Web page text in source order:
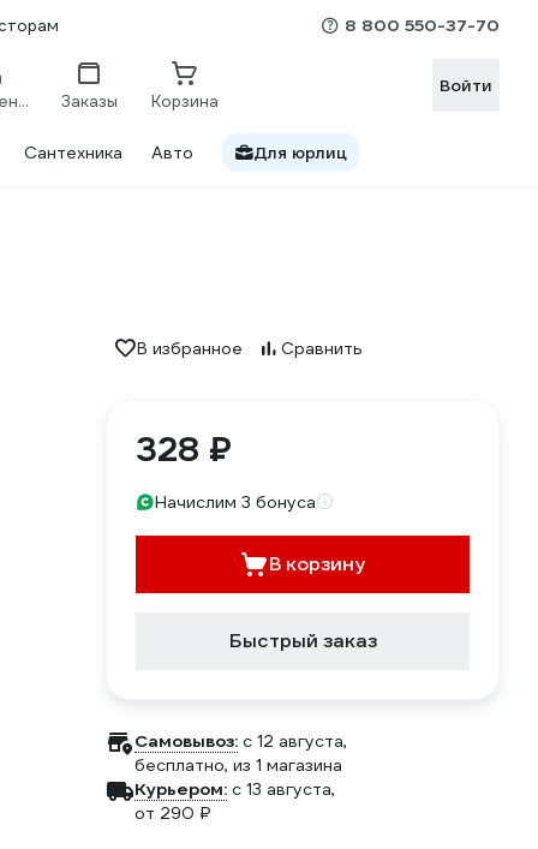
8 800 550-37-70
Сравнение Заказы Корзина
Войти
Сантехника Авто Для юрлиц
В избранное Сравнить
328 ₽
Начислим 3 бонуса
В корзину
Быстрый заказ
Самовывоз: c 12 августа,
бесплатно, из 1 магазина
Курьером: c 13 августа,
от 290 ₽